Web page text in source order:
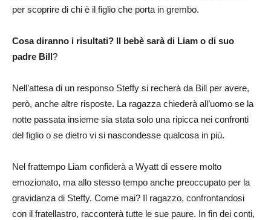
per scoprire di chi è il figlio che porta in grembo.
Cosa diranno i risultati? Il bebè sarà di Liam o di suo
padre Bill?
Nell’attesa di un responso Steffy si recherà da Bill per avere,
però, anche altre risposte. La ragazza chiederà all’uomo se la
notte passata insieme sia stata solo una ripicca nei confronti
del figlio o se dietro vi si nascondesse qualcosa in più.
Nel frattempo Liam confiderà a Wyatt di essere molto
emozionato, ma allo stesso tempo anche preoccupato per la
gravidanza di Steffy. Come mai? Il ragazzo, confrontandosi
con il fratellastro, racconterà tutte le sue paure. In fin dei conti,